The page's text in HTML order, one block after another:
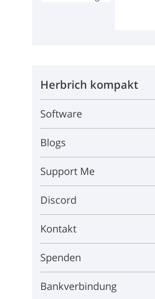
Herbrich kompakt
Software
Blogs
Support Me
Discord
Kontakt
Spenden
Bankverbindung